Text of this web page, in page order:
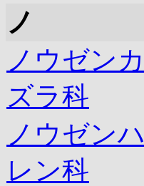
ノ
ノウゼンカ
ズラ科
ノウゼンハ
レン科